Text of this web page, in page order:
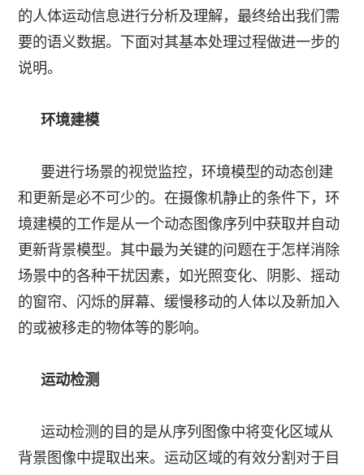
的人体运动信息进行分析及理解，最终给出我们需
要的语义数据。下面对其基本处理过程做进一步的
说明。
环境建模
要进行场景的视觉监控，环境模型的动态创建
和更新是必不可少的。在摄像机静止的条件下，环
境建模的工作是从一个动态图像序列中获取并自动
更新背景模型。其中最为关键的问题在于怎样消除
场景中的各种干扰因素，如光照变化、阴影、摇动
的窗帘、闪烁的屏幕、缓慢移动的人体以及新加入
的或被移走的物体等的影响。
运动检测
运动检测的目的是从序列图像中将变化区域从
背景图像中提取出来。运动区域的有效分割对于目